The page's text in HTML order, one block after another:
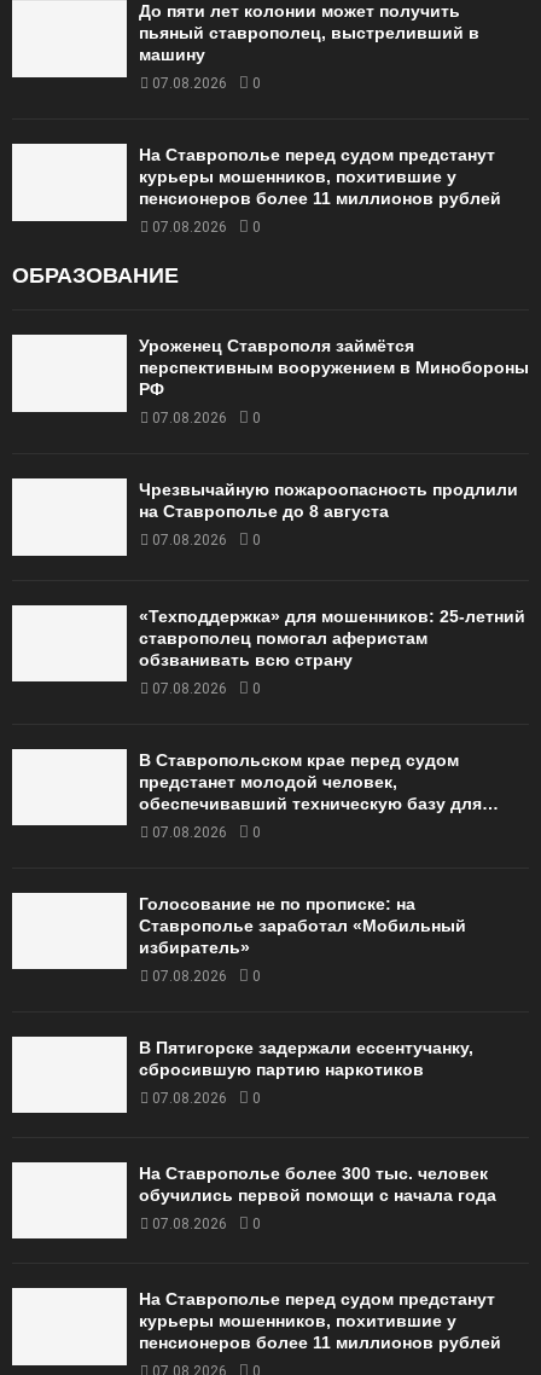
До пяти лет колонии может получить
пьяный ставрополец, выстреливший в
машину
07.08.2026 0
На Ставрополье перед судом предстанут
курьеры мошенников, похитившие у
пенсионеров более 11 миллионов рублей
07.08.2026 0
ОБРАЗОВАНИЕ
Уроженец Ставрополя займётся
перспективным вооружением в Минобороны
РФ
07.08.2026 0
Чрезвычайную пожароопасность продлили
на Ставрополье до 8 августа
07.08.2026 0
«Техподдержка» для мошенников: 25-летний
ставрополец помогал аферистам
обзванивать всю страну
07.08.2026 0
В Ставропольском крае перед судом
предстанет молодой человек,
обеспечивавший техническую базу для…
07.08.2026 0
Голосование не по прописке: на
Ставрополье заработал «Мобильный
избиратель»
07.08.2026 0
В Пятигорске задержали ессентучанку,
сбросившую партию наркотиков
07.08.2026 0
На Ставрополье более 300 тыс. человек
обучились первой помощи с начала года
07.08.2026 0
На Ставрополье перед судом предстанут
курьеры мошенников, похитившие у
пенсионеров более 11 миллионов рублей